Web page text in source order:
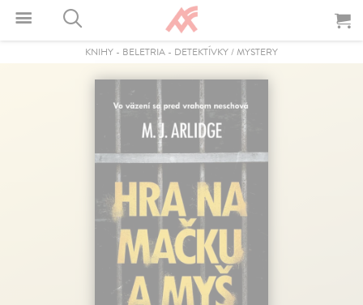
KNIHY - BELETRIA - DETEKTÍVKY / MYSTERY